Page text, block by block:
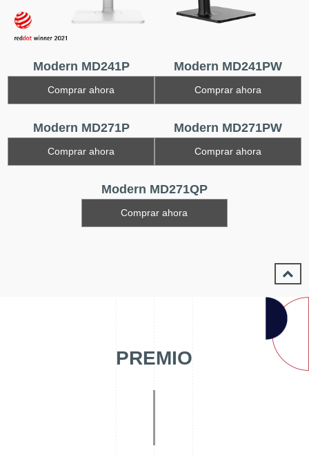
Modern MD241P
Comprar ahora
Modern MD241PW
Comprar ahora
Modern MD271P
Comprar ahora
Modern MD271PW
Comprar ahora
Modern MD271QP
Comprar ahora
PREMIO